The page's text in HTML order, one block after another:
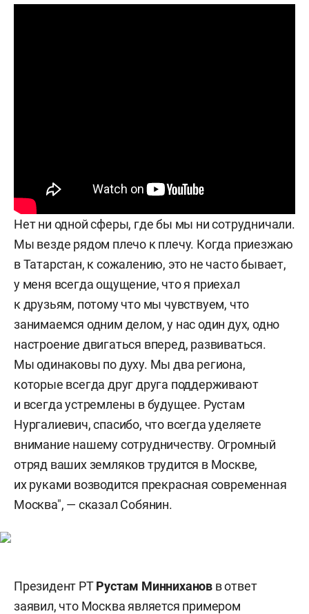
Нет ни одной сферы, где бы мы ни сотрудничали.
Мы везде рядом плечо к плечу. Когда приезжаю
в Татарстан, к сожалению, это не часто бывает,
у меня всегда ощущение, что я приехал
к друзьям, потому что мы чувствуем, что
занимаемся одним делом, у нас один дух, одно
настроение двигаться вперед, развиваться.
Мы одинаковы по духу. Мы два региона,
которые всегда друг друга поддерживают
и всегда устремлены в будущее. Рустам
Нургалиевич, спасибо, что всегда уделяете
внимание нашему сотрудничеству. Огромный
отряд ваших земляков трудится в Москве,
их руками возводится прекрасная современная
Москва", — сказал Собянин.
Президент РТРустам Минниханов в ответ
заявил, что Москва является примером